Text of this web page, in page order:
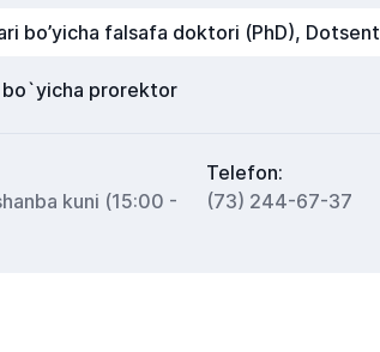
bo’yicha falsafa doktori (PhD), Dotsent
prorektor
kuni (15:00 -
Telefon:
(73) 244-67-37